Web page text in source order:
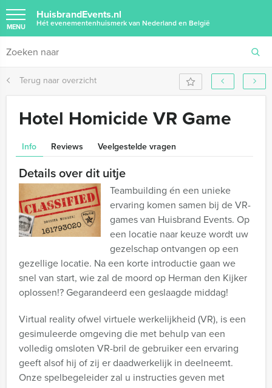
HuisbrandEvents.nl
Hét evenementenhuismerk van Nederland en België
MENU
Terug naar overzicht
Hotel Homicide VR Game
Info Reviews Veelgestelde vragen
Details over dit uitje
Teambuilding én een unieke
ervaring komen samen bij de VR-
games van Huisbrand Events. Op
een locatie naar keuze wordt uw
gezelschap ontvangen op een
gezellige locatie. Na een korte introductie gaan we
snel van start, wie zal de moord op Herman den Kijker
oplossen!? Gegarandeerd een geslaagde middag!
Virtual reality ofwel virtuele werkelijkheid (VR), is een
gesimuleerde omgeving die met behulp van een
volledig omsloten VR-bril de gebruiker een ervaring
geeft alsof hij of zij er daadwerkelijk in deelneemt.
Onze spelbegeleider zal u instructies geven met